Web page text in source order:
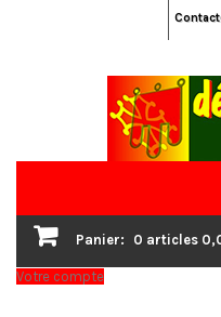
Panier: 0 articles
Votre compte